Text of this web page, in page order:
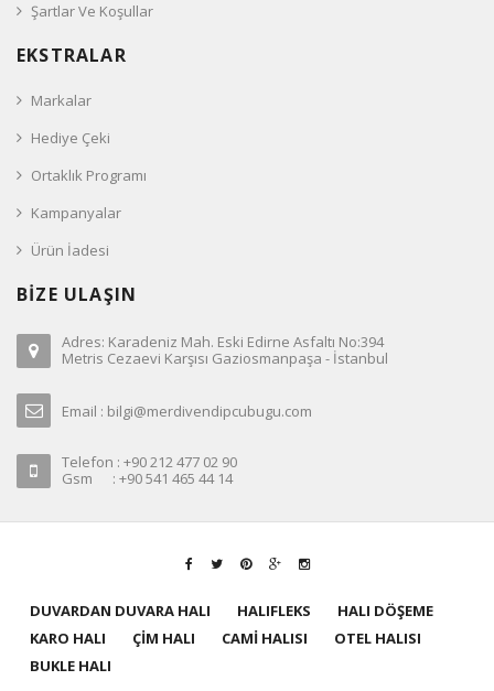
Şartlar Ve Koşullar
EKSTRALAR
Markalar
Hediye Çeki
Ortaklık Programı
Kampanyalar
Ürün İadesi
BİZE ULAŞIN
Adres: Karadeniz Mah. Eski Edirne Asfaltı No:394
Metris Cezaevi Karşısı Gaziosmanpaşa - İstanbul
Email : bilgi@merdivendipcubugu.com
Telefon : +90 212 477 02 90
Gsm : +90 541 465 44 14
DUVARDAN DUVARA HALI HALIFLEKS
HALI DÖŞEME
KARO HALI
ÇİM HALI CAMİ HALISI
OTEL HALISI
BUKLE HALI